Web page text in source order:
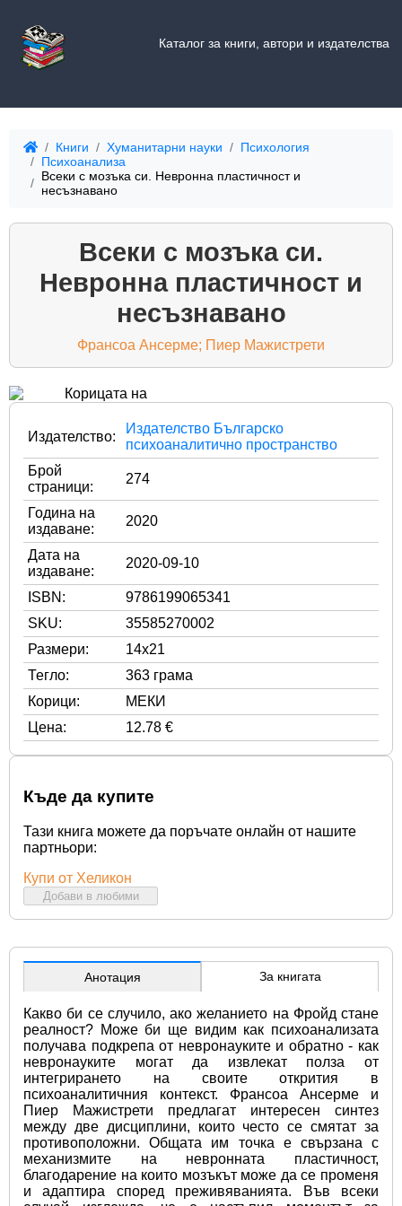
Каталог за книги, автори и издателства
Книги Хуманитарни науки
Психология
Психоанализа
Всеки с мозъка си. Невронна пластичност и
несъзнавано
Всеки с мозъка си.
Невронна пластичност и
несъзнавано
Франсоа Ансерме; Пиер Мажистрети
Издателство:
Издателство Българско
психоаналитично пространство
Брой
страници:
274
Година на
издаване:
2020
Дата на
издаване:
2020-09-10
ISBN:
9786199065341
SKU:
35585270002
Размери:
14x21
Тегло:
363 грама
Корици:
МЕКИ
Цена:
12.78 €
Къде да купите
Тази книга можете да поръчате онлайн от нашите
партньори:
Купи от Хеликон
Добави в любими
Анотация За книгата
Какво би се случило, ако желанието на Фройд стане
реалност? Може би ще видим как психоанализата
получава подкрепа от невронауките и обратно - как
невронауките могат да извлекат полза от
интегрирането на своите открития в
психоаналитичния контекст. Франсоа Ансерме и
Пиер Мажистрети предлагат интересен синтез
между две дисциплини, които често се смятат за
противоположни. Общата им точка е свързана с
механизмите на невронната пластичност,
благодарение на които мозъкът може да се променя
и адаптира според преживяванията. Във всеки